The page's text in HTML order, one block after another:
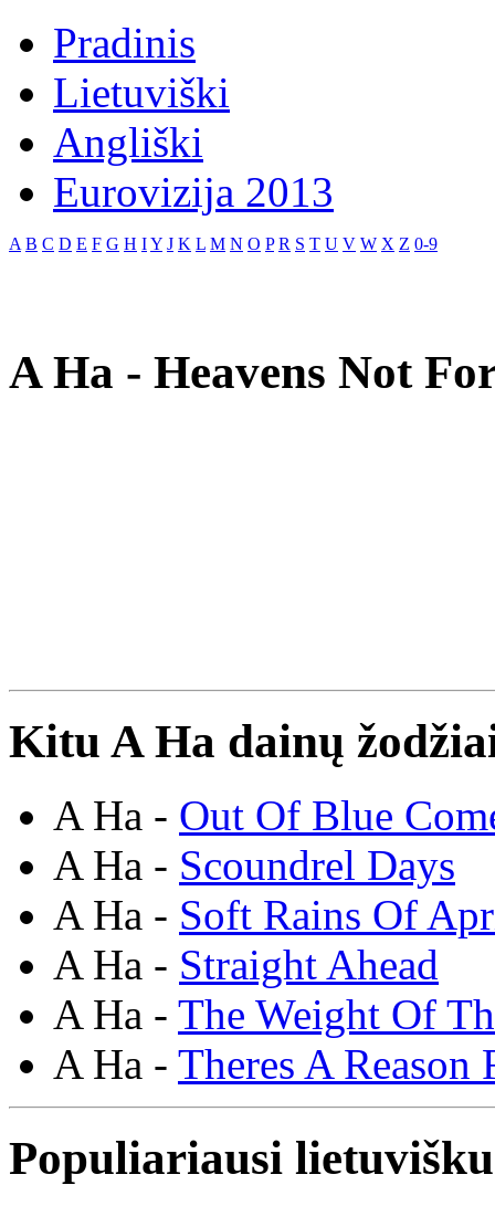
Pradinis
Lietuviški
Angliški
Eurovizija 2013
A B C D E F G H IY J K L M N O P R S T U V W X Z 0-9
A Ha - Heavens Not
Kitu A Ha dainų
A Ha - Out Of Blue
A Ha - Scoundrel Days
A Ha - Soft Rains Of
A Ha - Straight Ahead
A Ha - The Weight Of
A Ha - Theres A Reason
Populiariausi